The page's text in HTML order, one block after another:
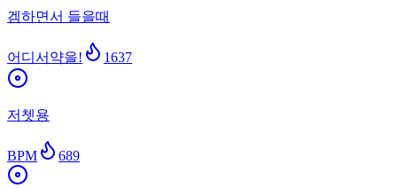
겜하면서 들을때
어디서약을! 1637
저쳇용
BPM 689